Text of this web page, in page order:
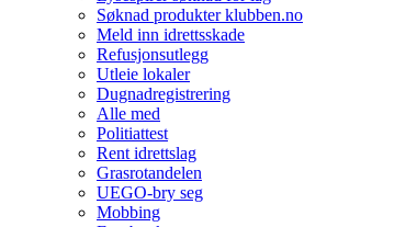
Søknad produkter klubben.no
Meld inn idrettsskade
Refusjonsutlegg
Utleie lokaler
Dugnadregistrering
Alle med
Politiattest
Rent idrettslag
Grasrotandelen
UEGO-bry seg
Mobbing